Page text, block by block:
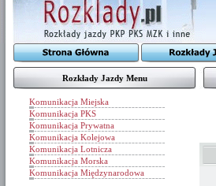
Rozkłady Jazdy Menu
Komunikacja Miejska
Komunikacja PKS
Komunikacja Prywatna
Komunikacja Kolejowa
Komunikacja Lotnicza
Komunikacja Morska
Komunikacja Międzynarodowa